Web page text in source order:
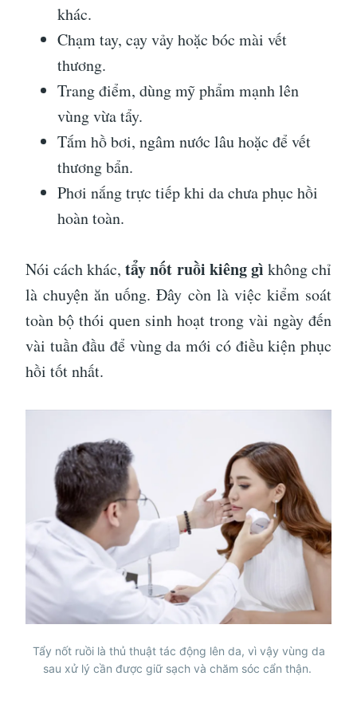
khác.
Chạm tay, cạy vảy hoặc bóc mài vết
thương.
Trang điểm, dùng mỹ phẩm mạnh lên
vùng vừa tẩy.
Tắm hồ bơi, ngâm nước lâu hoặc để vết
thương bẩn.
Phơi nắng trực tiếp khi da chưa phục hồi
hoàn toàn.
Nói cách khác,tẩy nốt ruồi kiêng gì không chỉ
là chuyện ăn uống. Đây còn là việc kiểm soát
toàn bộ thói quen sinh hoạt trong vài ngày đến
vài tuần đầu để vùng da mới có điều kiện phục
hồi tốt nhất.
Tẩy nốt ruồi là thủ thuật tác động lên da, vì vậy vùng da
sau xử lý cần được giữ sạch và chăm sóc cẩn thận.